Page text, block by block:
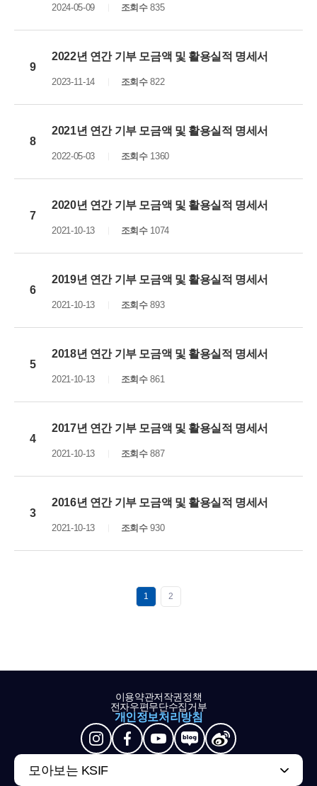
2024-05-09 조회수835
9
2022년 연간 기부 모금액 및 활용실적 명세서
2023-11-14 조회수822
8
2021년 연간 기부 모금액 및 활용실적 명세서
2022-05-03 조회수1360
7
2020년 연간 기부 모금액 및 활용실적 명세서
2021-10-13 조회수1074
6
2019년 연간 기부 모금액 및 활용실적 명세서
2021-10-13 조회수893
5
2018년 연간 기부 모금액 및 활용실적 명세서
2021-10-13 조회수861
4
2017년 연간 기부 모금액 및 활용실적 명세서
2021-10-13 조회수887
3
2016년 연간 기부 모금액 및 활용실적 명세서
2021-10-13 조회수930
1 2
이용약관저작권정책
전자우편무단수집거부
개인정보처리방침
모아보는 KSIF